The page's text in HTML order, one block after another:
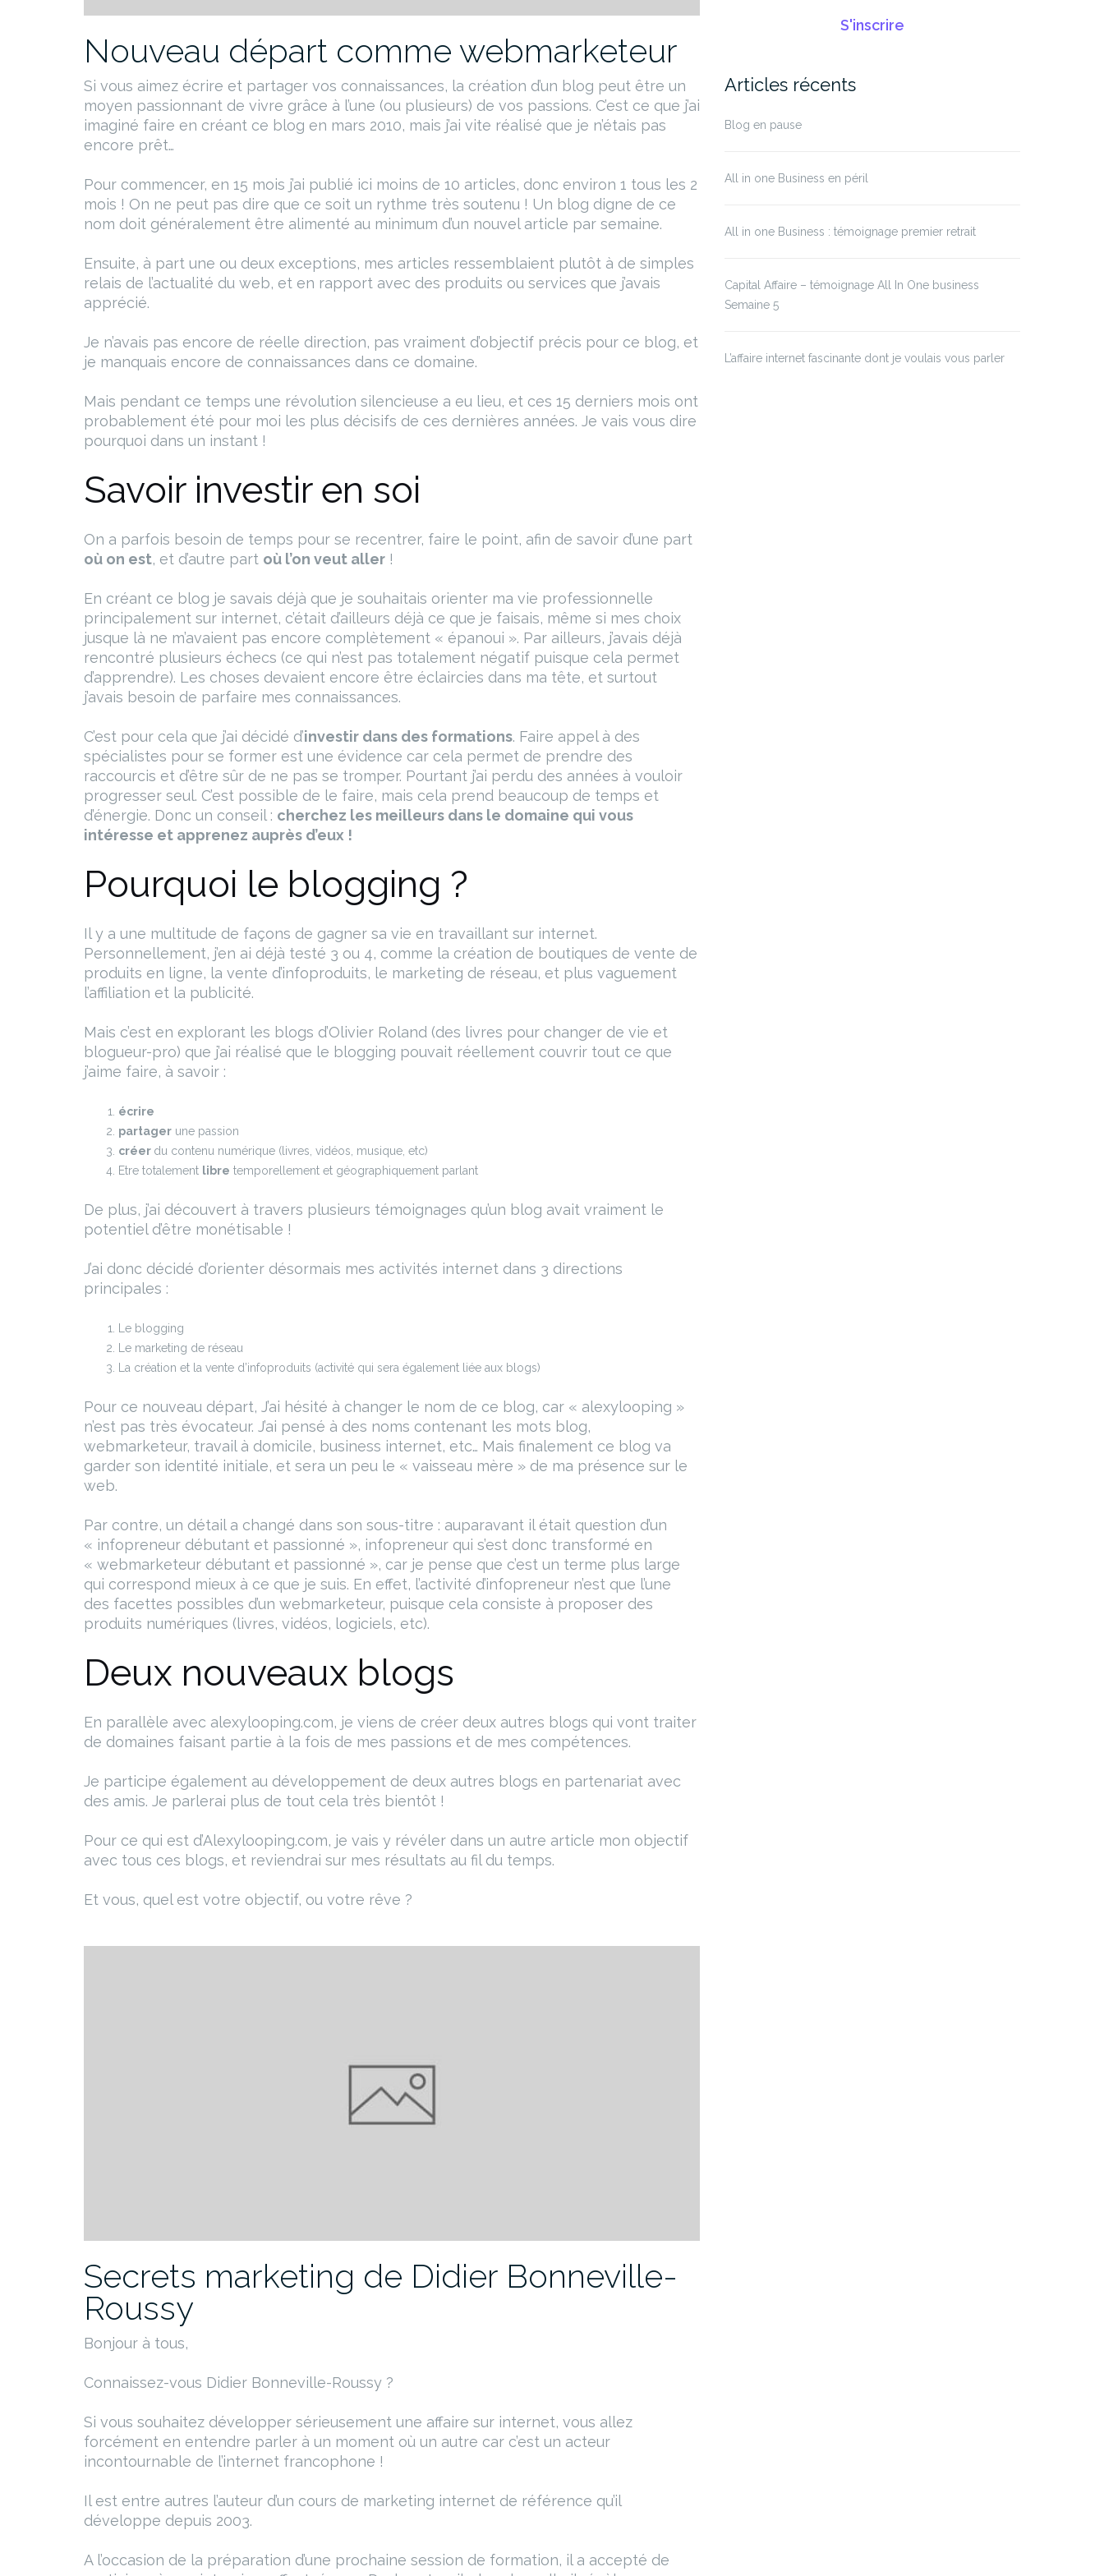
Nouveau départ comme webmarketeur
Si vous aimez écrire et partager vos connaissances, la création d’un blog peut être un
moyen passionnant de vivre grâce à l’une (ou plusieurs) de vos passions. C’est ce que j’ai
imaginé faire en créant ce blog en mars 2010, mais j’ai vite réalisé que je n’étais pas
encore prêt…
Pour commencer, en 15 mois j’ai publié ici moins de 10 articles, donc environ 1 tous les 2
mois ! On ne peut pas dire que ce soit un rythme très soutenu ! Un blog digne de ce
nom doit généralement être alimenté au minimum d’un nouvel article par semaine.
Ensuite, à part une ou deux exceptions, mes articles ressemblaient plutôt à de simples
relais de l’actualité du web, et en rapport avec des produits ou services que j’avais
apprécié.
Je n’avais pas encore de réelle direction, pas vraiment d’objectif précis pour ce blog, et
je manquais encore de connaissances dans ce domaine.
Mais pendant ce temps une révolution silencieuse a eu lieu, et ces 15 derniers mois ont
probablement été pour moi les plus décisifs de ces dernières années. Je vais vous dire
pourquoi dans un instant !
Savoir investir en soi
On a parfois besoin de temps pour se recentrer, faire le point, afin de savoir d’une part
où on est, et d’autre part où l’on veut aller !
En créant ce blog je savais déjà que je souhaitais orienter ma vie professionnelle
principalement sur internet, c’était d’ailleurs déjà ce que je faisais, même si mes choix
jusque là ne m’avaient pas encore complètement « épanoui ». Par ailleurs, j’avais déjà
rencontré plusieurs échecs (ce qui n’est pas totalement négatif puisque cela permet
d’apprendre). Les choses devaient encore être éclaircies dans ma tête, et surtout
j’avais besoin de parfaire mes connaissances.
C’est pour cela que j’ai décidé d’investir dans des formations. Faire appel à des
spécialistes pour se former est une évidence car cela permet de prendre des
raccourcis et d’être sûr de ne pas se tromper. Pourtant j’ai perdu des années à vouloir
progresser seul. C’est possible de le faire, mais cela prend beaucoup de temps et
d’énergie. Donc un conseil : cherchez les meilleurs dans le domaine qui vous
intéresse et apprenez auprès d’eux !
Pourquoi le blogging ?
Il y a une multitude de façons de gagner sa vie en travaillant sur internet.
Personnellement, j’en ai déjà testé 3 ou 4, comme la création de boutiques de vente de
produits en ligne, la vente d’infoproduits, le marketing de réseau, et plus vaguement
l’affiliation et la publicité.
Mais c’est en explorant les blogs d’Olivier Roland (des livres pour changer de vie et
blogueur-pro) que j’ai réalisé que le blogging pouvait réellement couvrir tout ce que
j’aime faire, à savoir :
écrire
partager une passion
créer du contenu numérique (livres, vidéos, musique, etc)
Etre totalement libre temporellement et géographiquement parlant
De plus, j’ai découvert à travers plusieurs témoignages qu’un blog avait vraiment le
potentiel d’être monétisable !
J’ai donc décidé d’orienter désormais mes activités internet dans 3 directions
principales :
Le blogging
Le marketing de réseau
La création et la vente d’infoproduits (activité qui sera également liée aux blogs)
Pour ce nouveau départ, J’ai hésité à changer le nom de ce blog, car « alexylooping »
n’est pas très évocateur. J’ai pensé à des noms contenant les mots blog,
webmarketeur, travail à domicile, business internet, etc… Mais finalement ce blog va
garder son identité initiale, et sera un peu le « vaisseau mère » de ma présence sur le
web.
Par contre, un détail a changé dans son sous-titre : auparavant il était question d’un
« infopreneur débutant et passionné », infopreneur qui s’est donc transformé en
« webmarketeur débutant et passionné », car je pense que c’est un terme plus large
qui correspond mieux à ce que je suis. En effet, l’activité d’infopreneur n’est que l’une
des facettes possibles d’un webmarketeur, puisque cela consiste à proposer des
produits numériques (livres, vidéos, logiciels, etc).
Deux nouveaux blogs
En parallèle avec alexylooping.com, je viens de créer deux autres blogs qui vont traiter
de domaines faisant partie à la fois de mes passions et de mes compétences.
Je participe également au développement de deux autres blogs en partenariat avec
des amis. Je parlerai plus de tout cela très bientôt !
Pour ce qui est d’Alexylooping.com, je vais y révéler dans un autre article mon objectif
avec tous ces blogs, et reviendrai sur mes résultats au fil du temps.
Et vous, quel est votre objectif, ou votre rêve ?
Secrets marketing de Didier Bonneville-
Roussy
Bonjour à tous,
Connaissez-vous Didier Bonneville-Roussy ?
Si vous souhaitez développer sérieusement une affaire sur internet, vous allez
forcément en entendre parler à un moment où un autre car c’est un acteur
incontournable de l’internet francophone !
Il est entre autres l’auteur d’un cours de marketing internet de référence qu’il
développe depuis 2003.
A l’occasion de la préparation d’une prochaine session de formation, il a accepté de
S'inscrire
Articles récents
Blog en pause
All in one Business en péril
All in one Business : témoignage premier retrait
Capital Affaire – témoignage All In One business
Semaine 5
L’affaire internet fascinante dont je voulais vous parler